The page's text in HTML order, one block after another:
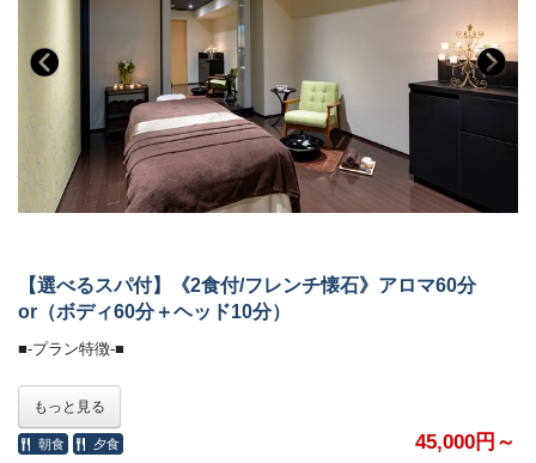
ホテル内のドリンクやおつまみなどは、ご宿泊料金に含まれます。
＜高濃度ラジウム温泉＞（6:00～10:00／15:30～24:00）
・「万病の湯」と称される名湯と、
讃岐平野を望む絶景の半露天風呂が魅力。
・湯上がりラウンジ：生ビール＆ドリンク、アイスクリーム
＜ラウンジ＞（7:00～12:00／15:00～24:00）
＜ザ・ミュージックルーム＞（7:00～12:00／15:00～24:00）
・お気に入りの一冊を
■-ご予約にあたって-■
◇その他のアニバーサリーオプション◇
https://www.the-chelseabreath.jp/lp/008/
ぜひ、ご検討下さい。
■-《夕食》洋と和が響きあうフレンチ懐石-■
湯気立つオープンキッチンから漂う香ばしさに、
目にも舌にも嬉しい“美味しい時間”を、心ゆくまでご堪能ください。
・お食事中のドリンクフリー
・会場 レストラン「ザ・マイルストーン」
（完全予約制。予約時にご指定ください）
ご希望のお時間が満席の際は、時間変更をお願いする場合がございま
す。
【選べるスパ付】《2食付/フレンチ懐石》アロマ60分
or（ボディ60分＋ヘッド10分）
■-プラン特徴-■
心ほどける至福の癒し時間が叶う特別プランです。
もっと見る
朝食 夕食 45,000円～